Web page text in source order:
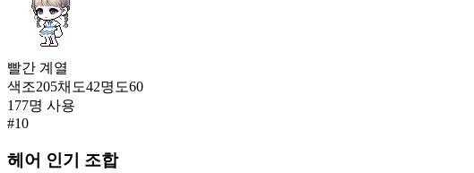
빨간 계열
색조205채도42명도60
177명 사용
#10
헤어 인기 조합